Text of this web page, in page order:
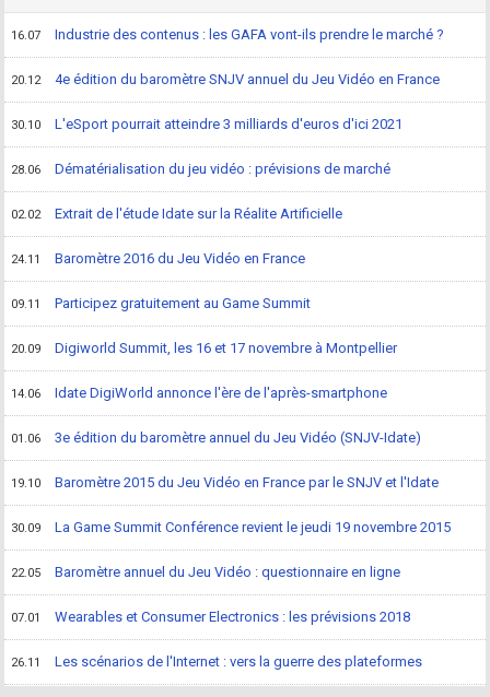
16.07 Industrie des contenus : les GAFA vont-ils prendre le marché ?
20.12 4e édition du baromètre SNJV annuel du Jeu Vidéo en France
30.10 L'eSport pourrait atteindre 3 milliards d'euros d'ici 2021
28.06 Dématérialisation du jeu vidéo : prévisions de marché
02.02 Extrait de l'étude Idate sur la Réalite Artificielle
24.11 Baromètre 2016 du Jeu Vidéo en France
09.11 Participez gratuitement au Game Summit
20.09 Digiworld Summit, les 16 et 17 novembre à Montpellier
14.06 Idate DigiWorld annonce l'ère de l'après-smartphone
01.06 3e édition du baromètre annuel du Jeu Vidéo (SNJV-Idate)
19.10 Baromètre 2015 du Jeu Vidéo en France par le SNJV et l'Idate
30.09 La Game Summit Conférence revient le jeudi 19 novembre 2015
22.05 Baromètre annuel du Jeu Vidéo : questionnaire en ligne
07.01 Wearables et Consumer Electronics : les prévisions 2018
26.11 Les scénarios de l'Internet : vers la guerre des plateformes